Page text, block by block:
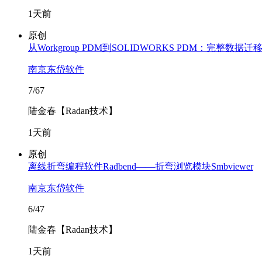
1天前
原创
从Workgroup PDM到SOLIDWORKS PDM：完整数据迁
南京东岱软件
7/67
陆金春【Radan技术】
1天前
原创
离线折弯编程软件Radbend——折弯浏览模块Smbviewer
南京东岱软件
6/47
陆金春【Radan技术】
1天前